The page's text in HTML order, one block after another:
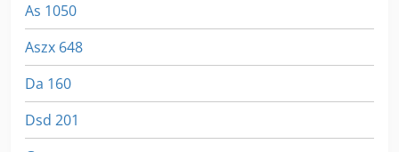
As 1050
Aszx 648
Da 160
Dsd 201